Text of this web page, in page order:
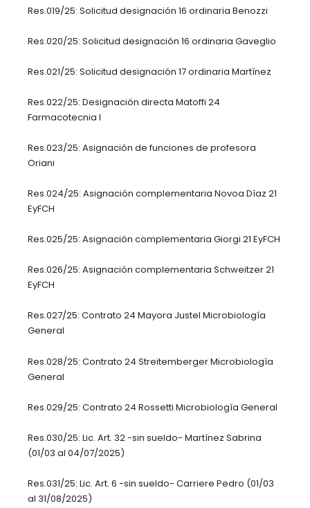
Res.019/25: Solicitud designación 16 ordinaria Benozzi
Res.020/25: Solicitud designación 16 ordinaria Gaveglio
Res.021/25: Solicitud designación 17 ordinaria Martínez
Res.022/25: Designación directa Matoffi 24
Farmacotecnia I
Res.023/25: Asignación de funciones de profesora
Oriani
Res.024/25: Asignación complementaria Novoa Díaz 21
EyFCH
Res.025/25: Asignación complementaria Giorgi 21 EyFCH
Res.026/25: Asignación complementaria Schweitzer 21
EyFCH
Res.027/25: Contrato 24 Mayora Justel Microbiología
General
Res.028/25: Contrato 24 Streitemberger Microbiología
General
Res.029/25: Contrato 24 Rossetti Microbiología General
Res.030/25: Lic. Art. 32 -sin sueldo- Martínez Sabrina
(01/03 al 04/07/2025)
Res.031/25: Lic. Art. 6 -sin sueldo- Carriere Pedro (01/03
al 31/08/2025)